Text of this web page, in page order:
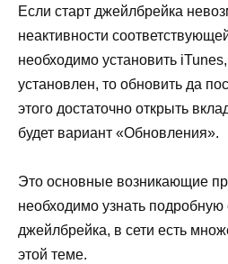
Если старт джейлбрейка
неактивности
необходимо установить
установлен, то обновить да
этого достаточно открыть
будет вариант «Обновления».
Это основные возникающие
необходимо узнать подробную
джейлбрейка, в сети есть
этой теме.